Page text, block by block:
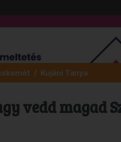
Kujáni Tanya
vedd magad